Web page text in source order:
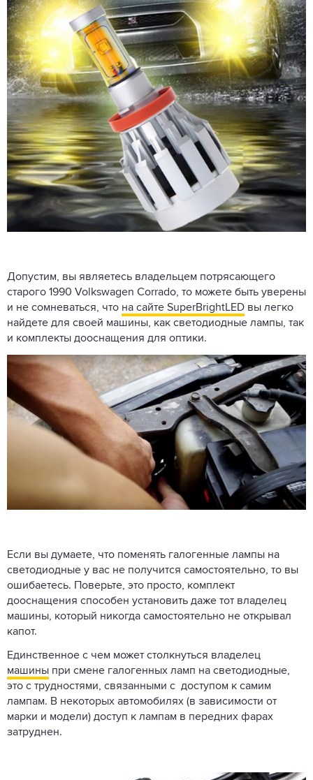
Допустим, вы являетесь владельцем потрясающего
старого 1990 Volkswagen Corrado, то можете быть уверены
и не сомневаться, что на сайте SuperBrightLED вы легко
найдете для своей машины, как светодиодные лампы, так
и комплекты дооснащения для оптики.
Если вы думаете, что поменять галогенные лампы на
светодиодные у вас не получится самостоятельно, то вы
ошибаетесь. Поверьте, это просто, комплект
дооснащения способен установить даже тот владелец
машины, который никогда самостоятельно не открывал
капот.
Единственное с чем может столкнуться владелец
машины при смене галогенных ламп на светодиодные,
это с трудностями, связанными с доступом к самим
лампам. В некоторых автомобилях (в зависимости от
марки и модели) доступ к лампам в передних фарах
затруднен.